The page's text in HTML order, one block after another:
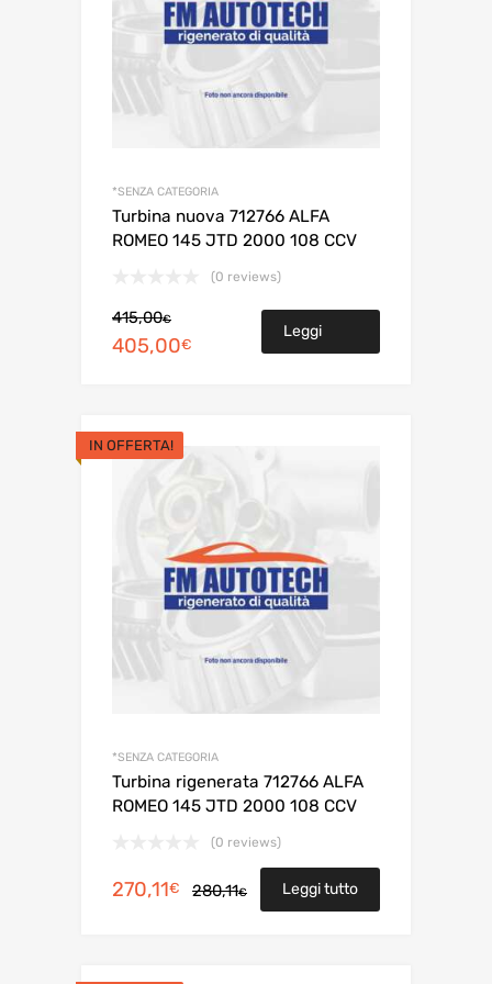
*SENZA CATEGORIA
Turbina nuova 712766 ALFA
ROMEO 145 JTD 2000 108 CCV
(0 reviews)
415,00€Il
prezzo
415,00€.
405,00€
Il
prezzo
405,00€.
Leggi
IN OFFERTA!
*SENZA CATEGORIA
Turbina rigenerata 712766 ALFA
ROMEO 145 JTD 2000 108 CCV
(0 reviews)
280,11€Il
prezzo
270,11€
Il
prezzo
Leggi tutto